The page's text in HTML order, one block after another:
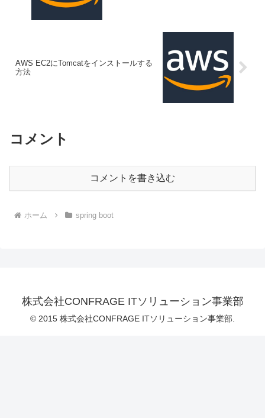
AWS EC2にTomcatをインストールする
方法
コメント
コメントを書き込む
ホーム spring boot
株式会社CONFRAGE ITソリューション事業部
© 2015 株式会社CONFRAGE ITソリューション事業部.